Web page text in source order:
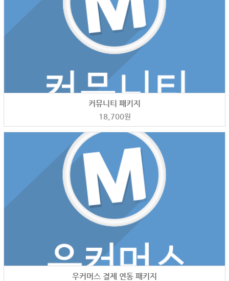
커뮤니티 패키지
18,700원
우커머스 결제 연동 패키지